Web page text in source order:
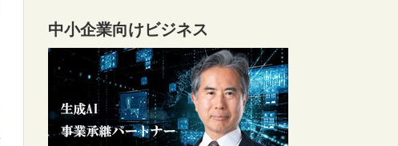
中小企業向けビジネス